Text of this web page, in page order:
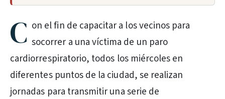
C on el fin de capacitar a los vecinos para
socorrer a una víctima de un paro
cardiorrespiratorio, todos los miércoles en
diferentes puntos de la ciudad, se realizan
jornadas para transmitir una serie de